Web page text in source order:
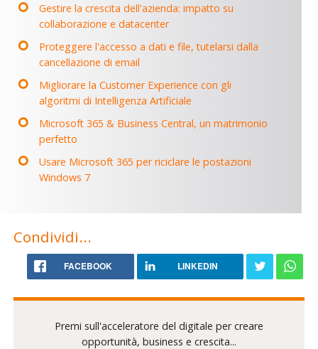
Gestire la crescita dell'azienda: impatto su
collaborazione e datacenter
Proteggere l'accesso a dati e file, tutelarsi dalla
cancellazione di email
Migliorare la Customer Experience con gli
algoritmi di Intelligenza Artificiale
Microsoft 365 & Business Central, un matrimonio
perfetto
Usare Microsoft 365 per riciclare le postazioni
Windows 7
Condividi...
FACEBOOK LINKEDIN
Premi sull'acceleratore del digitale per creare
opportunità, business e crescita...